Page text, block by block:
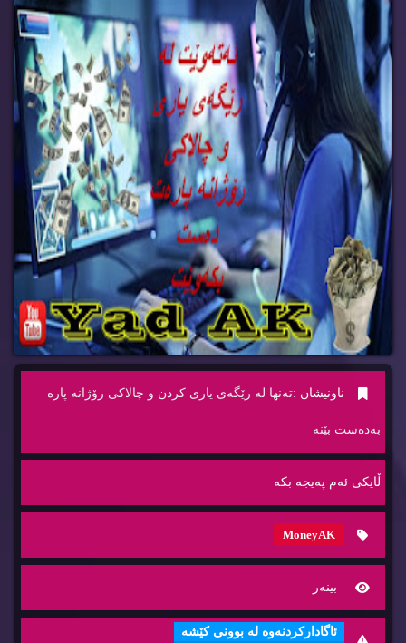
ناونیشان :ته‌نها له‌ رێگه‌ی یاری كردن و چالاكی رۆژانه‌ پاره‌
به‌ده‌ست بێنه‌
ڵایكی ئه‌م په‌یجه‌ بكه‌
MoneyAK
بینه‌ر
ئاگاداركردنه‌وه‌ له‌ بوونی كێشه‌